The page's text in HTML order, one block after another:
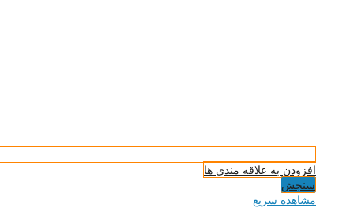
افزودن به علاقه مندی ها
سنجش
مشاهده سریع